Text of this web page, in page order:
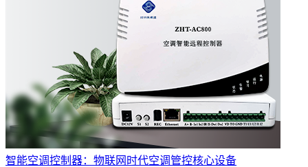
智能空调控制器：物联网时代空调管控核心设备